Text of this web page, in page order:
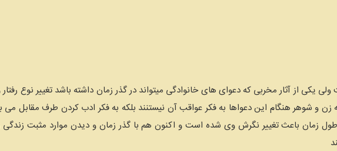
یکی از آثار مخربی که دعوای های خانوادگی میتواند در گذر زمان داشته باشد تغییر نوع
و شوهر هنگام این دعواها به فکر عواقب آن نیستنند بلکه به فکر ادب کردن طرف مقابل می
زمان باعث تغییر نگرش وی شده است و اکنون هم با گذر زمان و دیدن موارد مثبت زندگی